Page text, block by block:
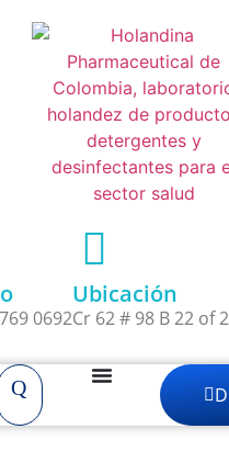
0692
Ubicación
Cr 62 # 98 B 22 of